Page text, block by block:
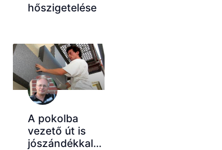
hőszigetelése
A pokolba
vezető út is
jószándékkal…